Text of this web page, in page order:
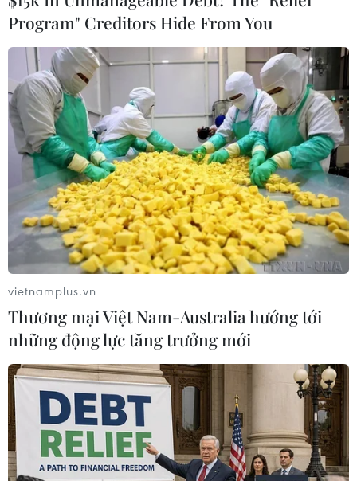
Hiện trường vụ tai nạn giao thông nghiêm trọng. (Ảnh: TTXVN
phát)
Program" Creditors Hide From You
vietnamplus.vn
Thương mại Việt Nam-Australia hướng tới
những động lực tăng trưởng mới